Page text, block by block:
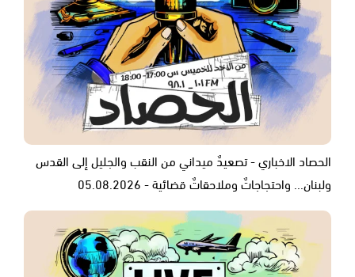
الحصاد الاخباري - تصعيدٌ ميداني من النقب والجليل إلى القدس
ولبنان... واحتجاجاتٌ وملاحقاتٌ قضائية - 05.08.2026